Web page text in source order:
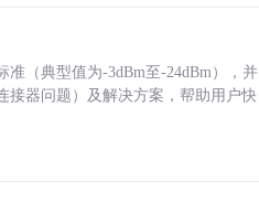
（典型值为-3dBm至-24dBm），并
接器问题）及解决方案，帮助用户快